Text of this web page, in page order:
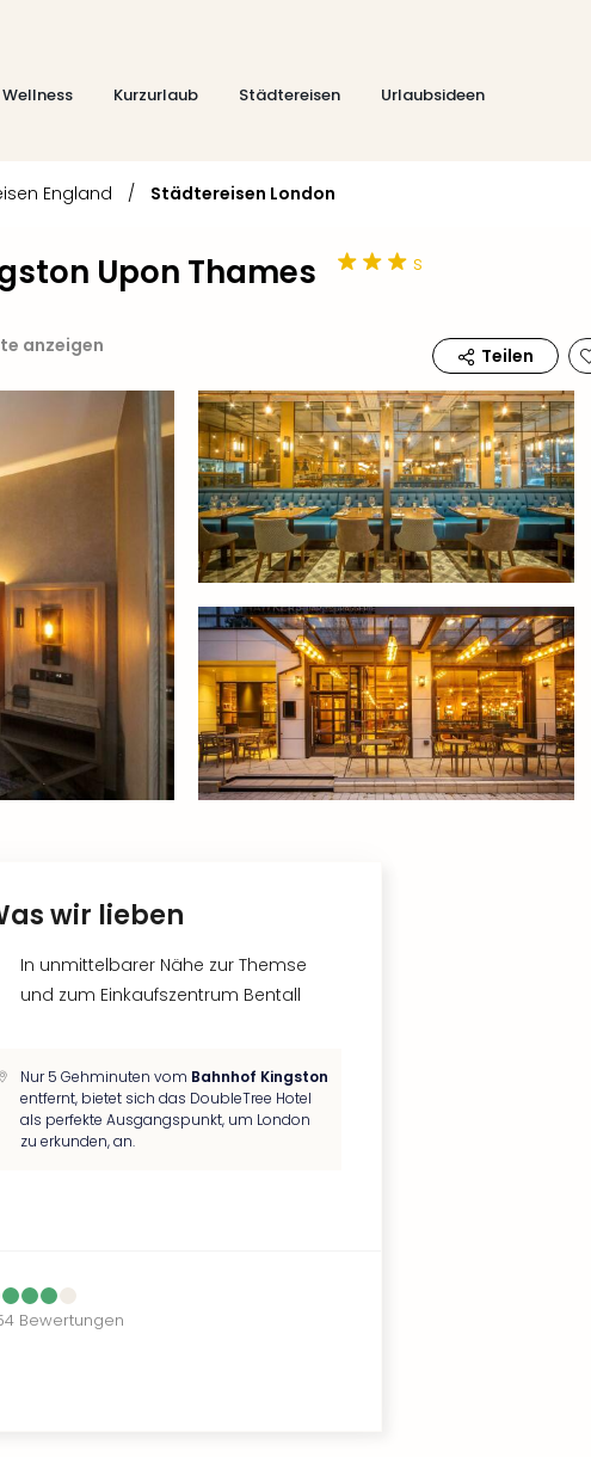
Wellness Kurzurlaub Städtereisen
Urlaubsideen
England / Städtereisen London
Upon Thames
s
anzeigen Teilen
wir lieben
In unmittelbarer Nähe zur Themse
und zum Einkaufszentrum Bentall
Nur 5 Gehminuten vom Bahnhof Kingston
entfernt, bietet sich das DoubleTree Hotel
als perfekte Ausgangspunkt, um London
zu erkunden, an.
Bewertungen